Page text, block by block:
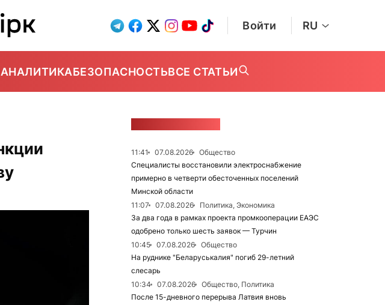
Войти RU
АНАЛИТИКАБЕЗОПАСНОСТЬВСЕ СТАТЬИ
11:41 07.08.2026
Общество
Специалисты восстановили электроснабжение
примерно в четверти обесточенных поселений
Минской области
11:07
07.08.2026
Политика, Экономика
За два года в рамках проекта промкооперации ЕАЭС
одобрено только шесть заявок — Турчин
10:45
07.08.2026
Общество
На руднике "Беларуськалия" погиб 29-летний
слесарь
10:34
07.08.2026
Общество, Политика
После 15-дневного перерыва Латвия вновь